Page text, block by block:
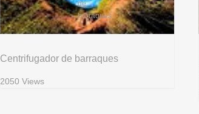
Centrifugador de barraques
2050 Views